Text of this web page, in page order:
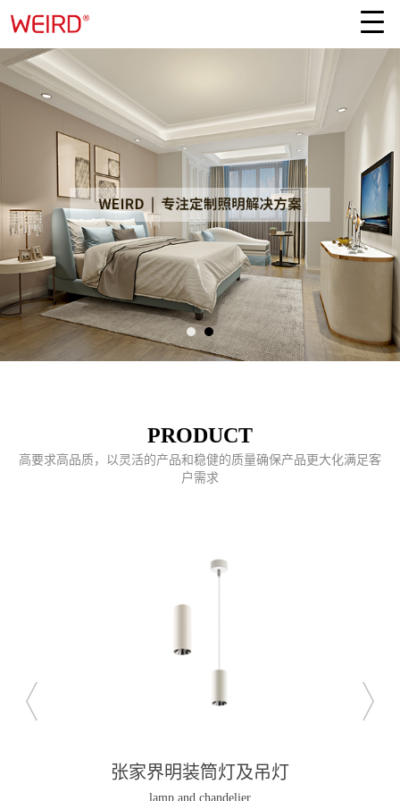
PRODUCT
高要求高品质，以灵活的产品和稳健的质量确保产品更大化满足客
户需求
张家界明装筒灯及吊灯
lamp and chandelier